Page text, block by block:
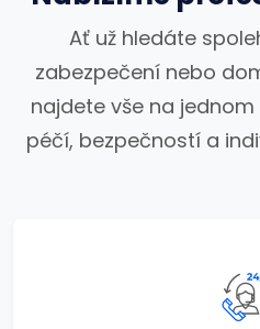
Ať už hledáte
zabezpečení nebo
najdete vše na
péčí, bezpečností a